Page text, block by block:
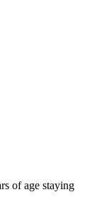
of age staying